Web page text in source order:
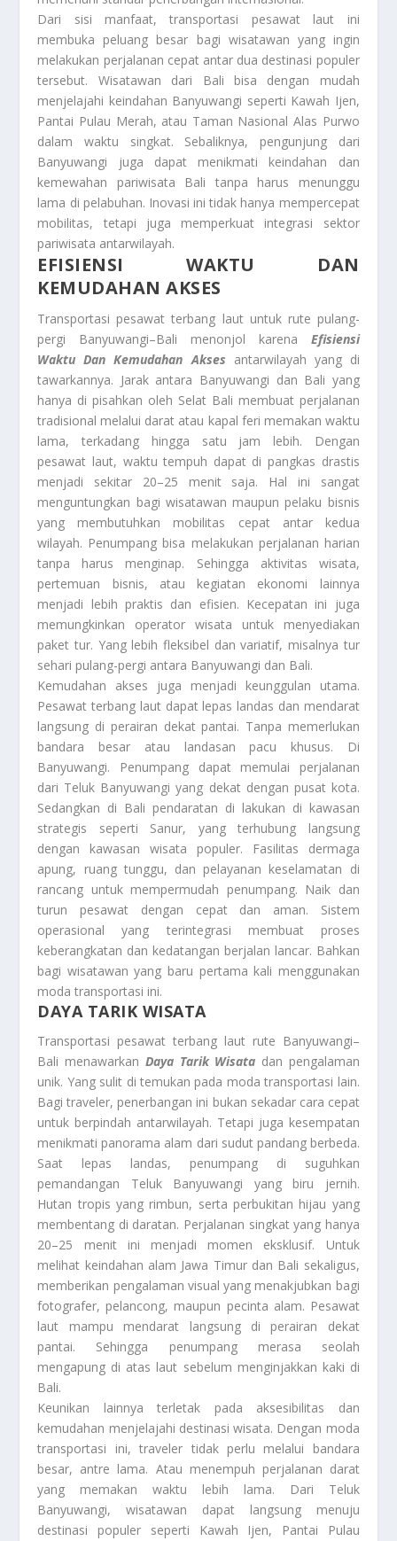
Dari sisi manfaat, transportasi pesawat laut ini
membuka peluang besar bagi wisatawan yang ingin
melakukan perjalanan cepat antar dua destinasi populer
tersebut. Wisatawan dari Bali bisa dengan mudah
menjelajahi keindahan Banyuwangi seperti Kawah Ijen,
Pantai Pulau Merah, atau Taman Nasional Alas Purwo
dalam waktu singkat. Sebaliknya, pengunjung dari
Banyuwangi juga dapat menikmati keindahan dan
kemewahan pariwisata Bali tanpa harus menunggu
lama di pelabuhan. Inovasi ini tidak hanya mempercepat
mobilitas, tetapi juga memperkuat integrasi sektor
pariwisata antarwilayah.
EFISIENSI WAKTU DAN
KEMUDAHAN AKSES
Transportasi pesawat terbang laut untuk rute pulang-
pergi Banyuwangi–Bali menonjol karena Efisiensi
Waktu Dan Kemudahan Akses antarwilayah yang di
tawarkannya. Jarak antara Banyuwangi dan Bali yang
hanya di pisahkan oleh Selat Bali membuat perjalanan
tradisional melalui darat atau kapal feri memakan waktu
lama, terkadang hingga satu jam lebih. Dengan
pesawat laut, waktu tempuh dapat di pangkas drastis
menjadi sekitar 20–25 menit saja. Hal ini sangat
menguntungkan bagi wisatawan maupun pelaku bisnis
yang membutuhkan mobilitas cepat antar kedua
wilayah. Penumpang bisa melakukan perjalanan harian
tanpa harus menginap. Sehingga aktivitas wisata,
pertemuan bisnis, atau kegiatan ekonomi lainnya
menjadi lebih praktis dan efisien. Kecepatan ini juga
memungkinkan operator wisata untuk menyediakan
paket tur. Yang lebih fleksibel dan variatif, misalnya tur
sehari pulang-pergi antara Banyuwangi dan Bali.
Kemudahan akses juga menjadi keunggulan utama.
Pesawat terbang laut dapat lepas landas dan mendarat
langsung di perairan dekat pantai. Tanpa memerlukan
bandara besar atau landasan pacu khusus. Di
Banyuwangi. Penumpang dapat memulai perjalanan
dari Teluk Banyuwangi yang dekat dengan pusat kota.
Sedangkan di Bali pendaratan di lakukan di kawasan
strategis seperti Sanur, yang terhubung langsung
dengan kawasan wisata populer. Fasilitas dermaga
apung, ruang tunggu, dan pelayanan keselamatan di
rancang untuk mempermudah penumpang. Naik dan
turun pesawat dengan cepat dan aman. Sistem
operasional yang terintegrasi membuat proses
keberangkatan dan kedatangan berjalan lancar. Bahkan
bagi wisatawan yang baru pertama kali menggunakan
moda transportasi ini.
DAYA TARIK WISATA
Transportasi pesawat terbang laut rute Banyuwangi–
Bali menawarkan Daya Tarik Wisata dan pengalaman
unik. Yang sulit di temukan pada moda transportasi lain.
Bagi traveler, penerbangan ini bukan sekadar cara cepat
untuk berpindah antarwilayah. Tetapi juga kesempatan
menikmati panorama alam dari sudut pandang berbeda.
Saat lepas landas, penumpang di suguhkan
pemandangan Teluk Banyuwangi yang biru jernih.
Hutan tropis yang rimbun, serta perbukitan hijau yang
membentang di daratan. Perjalanan singkat yang hanya
20–25 menit ini menjadi momen eksklusif. Untuk
melihat keindahan alam Jawa Timur dan Bali sekaligus,
memberikan pengalaman visual yang menakjubkan bagi
fotografer, pelancong, maupun pecinta alam. Pesawat
laut mampu mendarat langsung di perairan dekat
pantai. Sehingga penumpang merasa seolah
mengapung di atas laut sebelum menginjakkan kaki di
Bali.
Keunikan lainnya terletak pada aksesibilitas dan
kemudahan menjelajahi destinasi wisata. Dengan moda
transportasi ini, traveler tidak perlu melalui bandara
besar, antre lama. Atau menempuh perjalanan darat
yang memakan waktu lebih lama. Dari Teluk
Banyuwangi, wisatawan dapat langsung menuju
destinasi populer seperti Kawah Ijen, Pantai Pulau